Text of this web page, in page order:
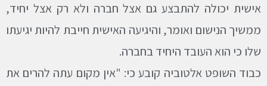
אישית יכולה להתבצע גם אצל חברה ולא רק אצל יחיד,
ממשיך הנישום ואומר, והיגיעה האישית חייבת להיות יגיעתו
שלו כי הוא העובד היחיד בחברה.
כבוד השופט אלטוביה קובע כי: "אין מקום עתה להרים את